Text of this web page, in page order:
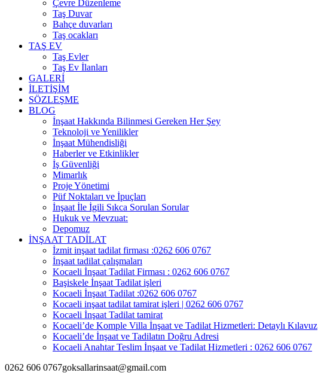
Çevre Düzenleme
Taş Duvar
Bahçe duvarları
Taş ocakları
TAŞ EV
Taş Evler
Taş Ev İlanları
GALERİ
İLETİŞİM
SÖZLEŞME
BLOG
İnşaat Hakkında Bilinmesi Gereken Her Şey
Teknoloji ve Yenilikler
İnşaat Mühendisliği
Haberler ve Etkinlikler
İş Güvenliği
Mimarlık
Proje Yönetimi
Püf Noktaları ve İpuçları
İnşaat İle İgili Sıkca Sorulan Sorular
Hukuk ve Mevzuat:
Depomuz
İNŞAAT TADİLAT
İzmit inşaat tadilat firması :0262 606 0767
İnşaat tadilat çalışmaları
Kocaeli İnşaat Tadilat Firması : 0262 606 0767
Başiskele İnşaat Tadilat işleri
Kocaeli İnşaat Tadilat :0262 606 0767
Kocaeli inşaat tadilat tamirat işleri | 0262 606 0767
Kocaeli İnşaat Tadilat tamirat
Kocaeli’de Komple Villa İnşaat ve Tadilat Hizmetleri: Detaylı Kılavuz
Kocaeli’de İnşaat ve Tadilatın Doğru Adresi
Kocaeli Anahtar Teslim İnşaat ve Tadilat Hizmetleri : 0262 606 0767
0262 606 0767goksallarinsaat@gmail.com